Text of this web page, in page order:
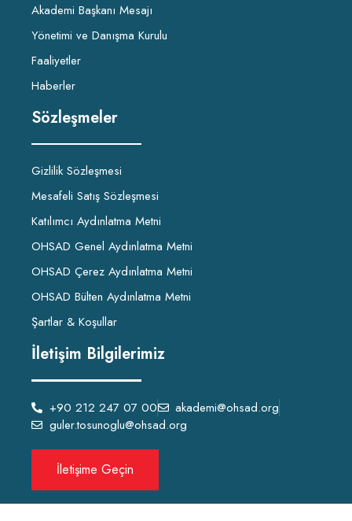
Akademi Başkanı Mesajı
Yönetimi ve Danışma Kurulu
Faaliyetler
Haberler
Sözleşmeler
Gizlilik Sözleşmesi
Mesafeli Satış Sözleşmesi
Katılımcı Aydınlatma Metni
OHSAD Genel Aydınlatma Metni
OHSAD Çerez Aydınlatma Metni
OHSAD Bülten Aydınlatma Metni
Şartlar & Koşullar
İletişim Bilgilerimiz
+90 212 247 07 00
akademi@ohsad.org
guler.tosunoglu@ohsad.org
İletişime Geçin